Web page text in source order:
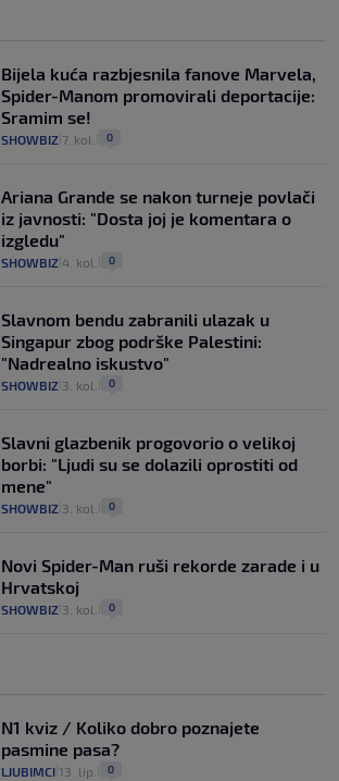
Bijela kuća razbjesnila fanove Marvela,
Spider-Manom promovirali deportacije:
Sramim se!
SHOWBIZ 7. kol. 0
Ariana Grande se nakon turneje povlači
iz javnosti: "Dosta joj je komentara o
izgledu"
SHOWBIZ 4. kol. 0
Slavnom bendu zabranili ulazak u
Singapur zbog podrške Palestini:
"Nadrealno iskustvo"
SHOWBIZ 3. kol. 0
Slavni glazbenik progovorio o velikoj
borbi: "Ljudi su se dolazili oprostiti od
mene"
SHOWBIZ 3. kol. 0
Novi Spider-Man ruši rekorde zarade i u
Hrvatskoj
SHOWBIZ 3. kol. 0
N1 kviz / Koliko dobro poznajete
pasmine pasa?
LJUBIMCI 13. lip. 0